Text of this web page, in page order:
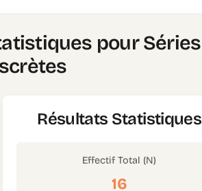
pour Séries
Résultats Statistiques
Effectif Total (N)
16